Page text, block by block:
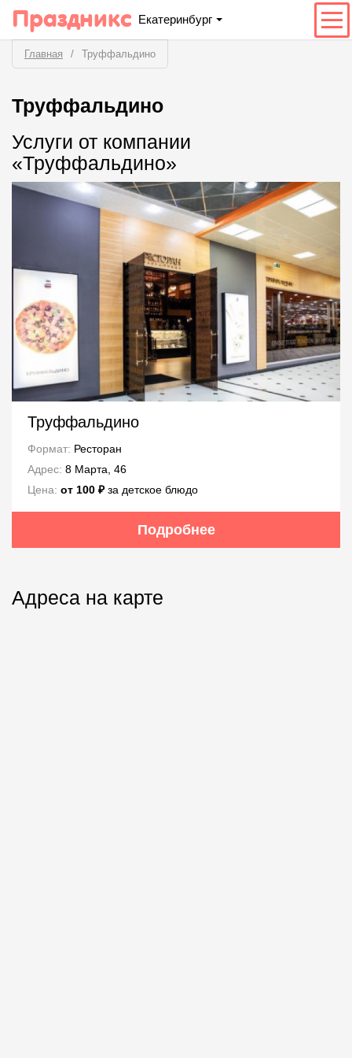
Праздникс Екатеринбург
Главная Труффальдино
Труффальдино
Услуги от компании
«Труффальдино»
Труффальдино
Формат: Ресторан
Адрес: 8 Марта, 46
Цена: от 100 ₽за детское блюдо
Подробнее
Адреса на карте